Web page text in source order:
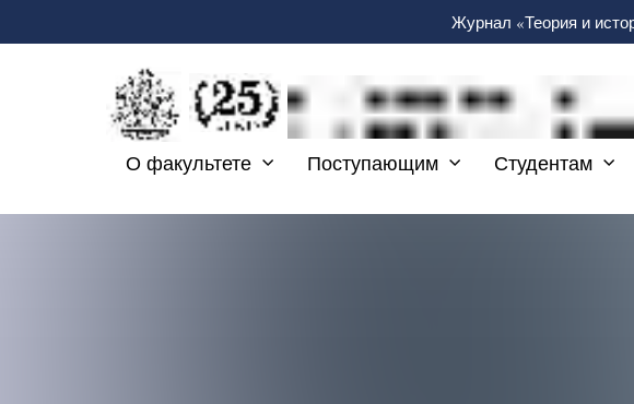
Журнал «Теория и
О факультете Поступающим Студентам